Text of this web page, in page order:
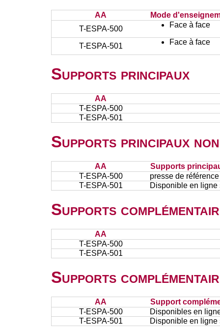
AA
Mode
T-ESPA-500
Face à face
T-ESPA-501 Face à face
Supports principaux
AA
T-ESPA-500
T-ESPA-501
Supports principaux
AA
Supports
T-ESPA-500
presse de référence
T-ESPA-501
Disponible en ligne
Supports
AA
T-ESPA-500
T-ESPA-501
Supports
AA
Support
T-ESPA-500
Disponibles en
T-ESPA-501
Disponible en ligne